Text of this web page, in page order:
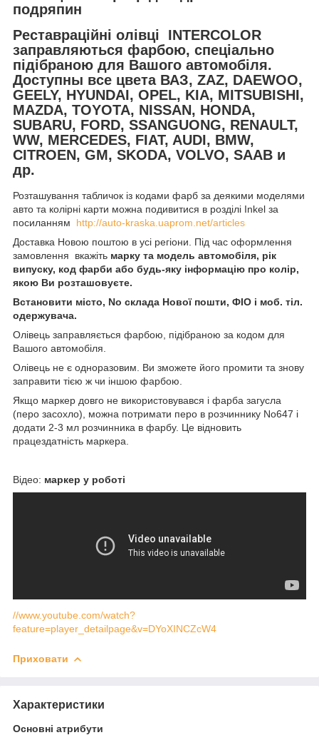
подряпин
Реставраційні олівці INTERCOLOR
заправляються фарбою, спеціально
підібраною для Вашого автомобіля.
Доступны все цвета ВАЗ, ZAZ, DAEWOO,
GEELY, HYUNDAI, OPEL, KIA, MITSUBISHI,
MAZDA, TOYOTA, NISSAN, HONDA,
SUBARU, FORD, SSANGUONG, RENAULT,
WW, MERCEDES, FIAT, AUDI, BMW,
CITROEN, GM, SKODA, VOLVO, SAAB и
др.
Розташування табличок із кодами фарб за деякими моделями
авто та колірні карти можна подивитися в розділі Inkel за
посиланням http://auto-kraska.uaprom.net/articles
Доставка Новою поштою в усі регіони. Під час оформлення
замовлення вкажіть марку та модель автомобіля, рік
випуску, код фарби або будь-яку інформацію про колір,
якою Ви розташовуєте.
Встановити місто, No склада Нової пошти, ФІО і моб. тіл.
одержувача.
Олівець заправляється фарбою, підібраною за кодом для
Вашого автомобіля.
Олівець не є одноразовим. Ви зможете його промити та знову
заправити тією ж чи іншою фарбою.
Якщо маркер довго не використовувався і фарба загусла
(перо засохло), можна потримати перо в розчиннику No647 і
додати 2-3 мл розчинника в фарбу. Це відновить
працездатність маркера.
Відео: маркер у роботі
//www.youtube.com/watch?
feature=player_detailpage&v=DYoXINCZcW4
Приховати
Характеристики
Основні атрибути